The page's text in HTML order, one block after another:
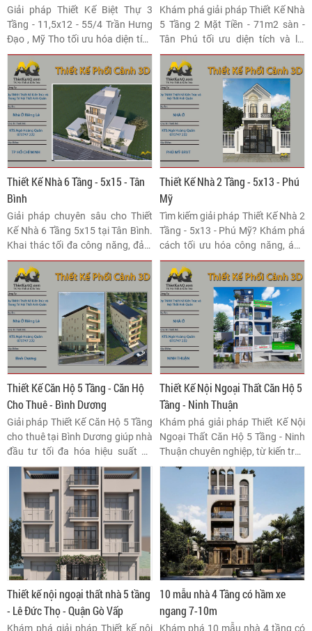
Mỹ Tho
Giải pháp Thiết Kế Biệt Thự 3
Tầng - 11,5x12 - 55/4 Trần Hưng
Đạo , Mỹ Tho tối ưu hóa diện tích
hẹp nhưng vẫn đảm bảo sự sang
trọng, hiện đại. Khám phá chi tiết
mặt bằng công năng và ngôn
ngữ kiến trúc độc đáo.
Khám phá giải pháp Thiết Kế Nhà
5 Tầng 2 Mặt Tiền - 71m2 sàn -
Tân Phú tối ưu diện tích và lợi
nhuận kinh tế. Bí quyết kiến tạo
không gian sống hiện đại, thông
thoáng và bền vững trên mảnh
đất vàng đô thị Sài Gòn.
Thiết Kế Nhà 6 Tầng - 5x15 - Tân
Bình
Giải pháp chuyên sâu cho Thiết
Kế Nhà 6 Tầng 5x15 tại Tân Bình.
Khai thác tối đa công năng, đảm
bảo ánh sáng tự nhiên và kiến
trúc bền vững, nâng tầm giá trị
đầu tư cho ngôi nhà phố.
Thiết Kế Nhà 2 Tầng - 5x13 - Phú
Mỹ
Tìm kiếm giải pháp Thiết Kế Nhà 2
Tầng - 5x13 - Phú Mỹ? Khám phá
cách tối ưu hóa công năng, ánh
sáng và phong cách kiến trúc
hiện đại cho diện tích hẹp, đảm
bảo hiệu quả chi phí và tính thẩm
mỹ cao nhất.
Thiết Kế Căn Hộ 5 Tầng - Căn Hộ
Cho Thuê - Bình Dương
Giải pháp Thiết Kế Căn Hộ 5 Tầng
cho thuê tại Bình Dương giúp nhà
đầu tư tối đa hóa hiệu suất sử
dụng đất, đảm bảo tiêu chuẩn an
toàn và thu hút khách thuê
chuyên nghiệp.
Thiết Kế Nội Ngoại Thất Căn Hộ 5
Tầng - Ninh Thuận
Khám phá giải pháp Thiết Kế Nội
Ngoại Thất Căn Hộ 5 Tầng - Ninh
Thuận chuyên nghiệp, từ kiến trúc
chống nóng đến tối ưu hóa không
gian sống đa tầng. Bài viết phân
tích các thách thức và yếu tố then
chốt để tạo nên một công trình
bền vững, giàu tính thẩm mỹ và
công năng.
Thiết kế nội ngoại thất nhà 5 tầng
- Lê Đức Thọ - Quận Gò Vấp
Khám phá giải pháp Thiết kế nội
10 mẫu nhà 4 Tầng có hầm xe
ngang 7-10m
Khám phá 10 mẫu nhà 4 tầng có